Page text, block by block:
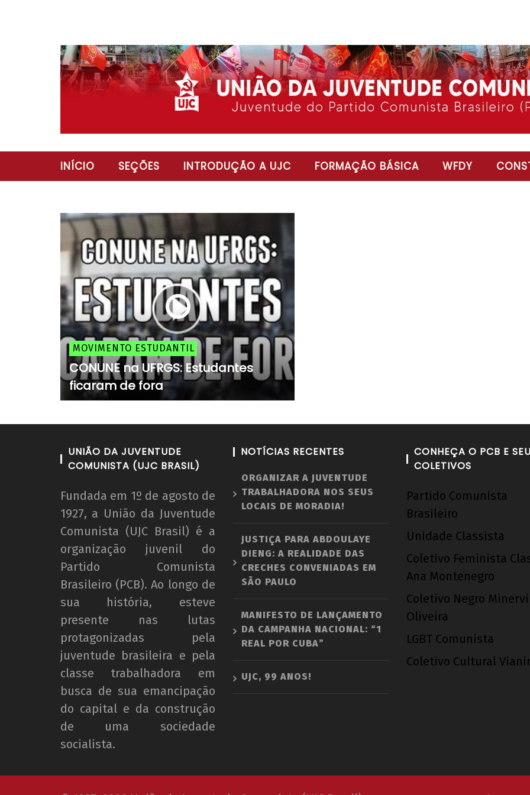
INÍCIO SEÇÕES INTRODUÇÃO A UJC FORMAÇÃO BÁSICA WFDY
MOVIMENTO ESTUDANTIL
CONUNE na UFRGS: Estudantes
ficaram de fora
UNIÃO DA JUVENTUDE
COMUNISTA (UJC BRASIL)
Fundada em 1º de agosto de
1927, a União da Juventude
Comunista (UJC Brasil) é a
organização juvenil do
Partido Comunista
Brasileiro (PCB). Ao longo de
sua história, esteve
presente nas lutas
protagonizadas pela
juventude brasileira e pela
classe trabalhadora em
busca de sua emancipação
do capital e da construção
de uma sociedade
socialista.
NOTÍCIAS RECENTES
ORGANIZAR A JUVENTUDE
TRABALHADORA NOS SEUS
LOCAIS DE MORADIA!
JUSTIÇA PARA ABDOULAYE
DIENG: A REALIDADE DAS
CRECHES CONVENIADAS EM
SÃO PAULO
MANIFESTO DE LANÇAMENTO
DA CAMPANHA NACIONAL: “1
REAL POR CUBA”
UJC, 99 ANOS!
CONHEÇA O PCB E
COLETIVOS
Partido Comunista
Brasileiro
Unidade Classista
Coletivo Feminista
Ana Montenegro
Coletivo Negro
Oliveira
LGBT Comunista
Coletivo Cultural